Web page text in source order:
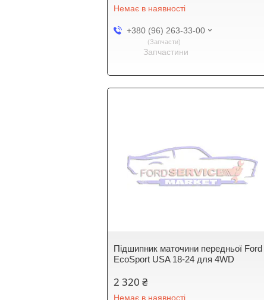
Немає в наявності
+380 (96) 263-33-00
Запчасти
Запчастини
Підшипник маточини передньої Ford
EcoSport USA 18-24 для 4WD
2 320 ₴
Немає в наявності